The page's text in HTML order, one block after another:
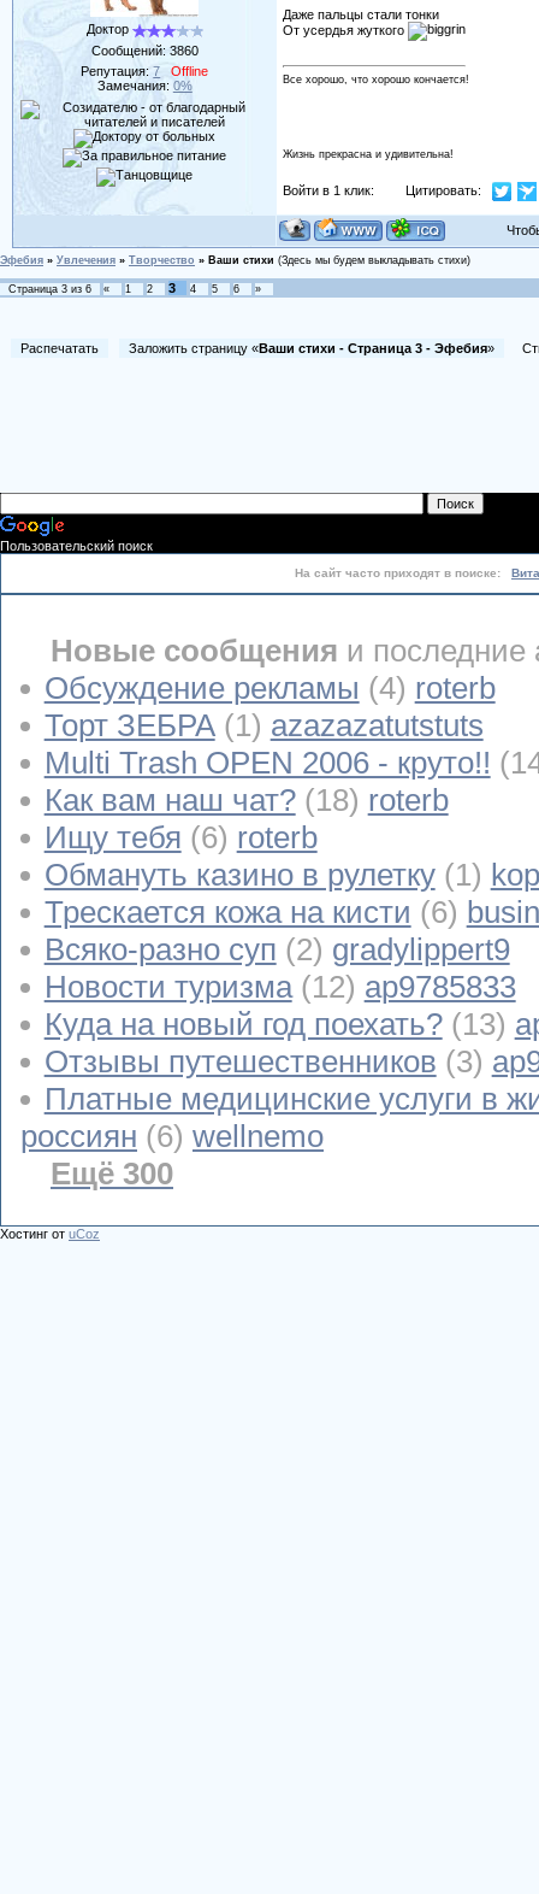
Доктор
Сообщений: 3860
Репутация:7
Offline
Замечания: 0%
Даже пальцы стали тонки
От усердья жуткого
Все хорошо, что хорошо кончается!
Жизнь прекрасна и удивительна!
Войти в 1 клик: Цитировать:
Эфебия » Увлечения » Творчество » Ваши стихи (Здесь мы будем выкладывать стихи)
Страница 3 из 6 « 1 2 3 4 5 6 »
Распечатать Заложить страницу «Ваши стихи - Страница 3 - Эфебия»
Пользовательский поиск
На сайт часто приходят в поиске:
Новые сообщения и последние
Обсуждение рекламы (4) roterb
Торт ЗЕБРА (1) azazazatutstuts
Multi Trash OPEN 2006 - круто!!
Как вам наш чат? (18) roterb
Ищу тебя (6) roterb
Обмануть казино в рулетку (1)
Трескается кожа на кисти (6)
Всяко-разно суп (2) gradylippert9
Новости туризма (12) ap9785833
Куда на новый год поехать? (13)
Отзывы путешественников (3)
Платные медицинские услуги в
россиян (6) wellnemo
Ещё 300
Хостинг от uCoz